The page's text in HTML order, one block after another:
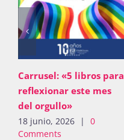
Carrusel: «5 libros para
reflexionar este mes
del orgullo»
18 junio, 2026 |
0
Comments